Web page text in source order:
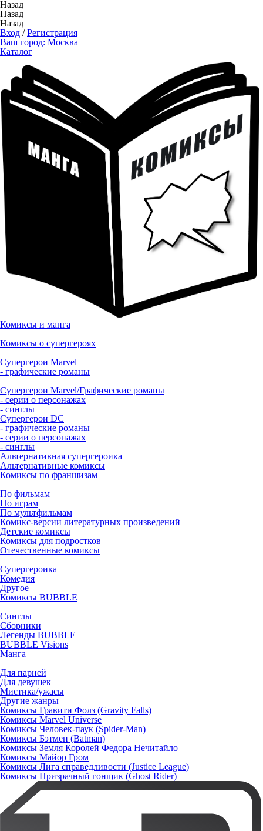
Назад
Назад
Назад
Вход /Регистрация
Ваш город: Москва
Каталог
Комиксы и манга
Комиксы о супергероях
Супергерои Marvel
- графические романы
Супергерои Marvel/Графические романы
- серии о персонажах
- синглы
Супергерои DC
- графические романы
- серии о персонажах
- синглы
Альтернативная супергероика
Альтернативные комиксы
Комиксы по франшизам
По фильмам
По играм
По мультфильмам
Комикс-версии литературных произведений
Детские комиксы
Комиксы для подростков
Отечественные комиксы
Супергероика
Комедия
Другое
Комиксы BUBBLE
Синглы
Сборники
Легенды BUBBLE
BUBBLE Visions
Манга
Для парней
Для девушек
Мистика/ужасы
Другие жанры
Комиксы Гравити Фолз (Gravity Falls)
Комиксы Marvel Universe
Комиксы Человек-паук (Spider-Man)
Комиксы Бэтмен (Batman)
Комиксы Земля Королей Федора Нечитайло
Комиксы Майор Гром
Комиксы Лига справедливости (Justice League)
Комиксы Призрачный гонщик (Ghost Rider)